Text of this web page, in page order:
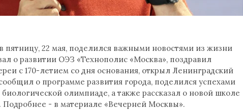
22 мая, поделился важными новостями из жизни
о развитии ОЭЗ «Технополис «Москва», поздравил
с 170-летием со дня основания, открыл Ленинградский
о программе развития города, поделился успехами
олимпиаде, а также рассказал о новой школе
Подробнее - в материале «Вечерней Москвы».